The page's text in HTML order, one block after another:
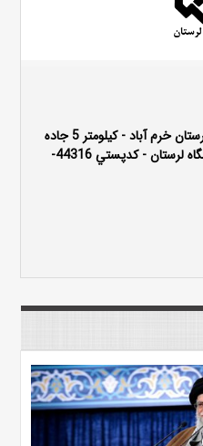
آدرس : استان لرستان - شهرستان خرم آباد - كيلومتر 5 جاده
تهران - سازمان مركزي دانشگاه لرستان - كدپستي 44316-